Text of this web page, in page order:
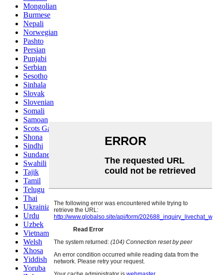
Mongolian
Burmese
Nepali
Norwegian
Pashto
Persian
Punjabi
Serbian
Sesotho
Sinhala
Slovak
Slovenian
Somali
Samoan
Scots Gaelic
Shona
Sindhi
Sundanese
Swahili
Tajik
Tamil
Telugu
Thai
Ukrainian
Urdu
Uzbek
Vietnamese
Welsh
Xhosa
Yiddish
Yoruba